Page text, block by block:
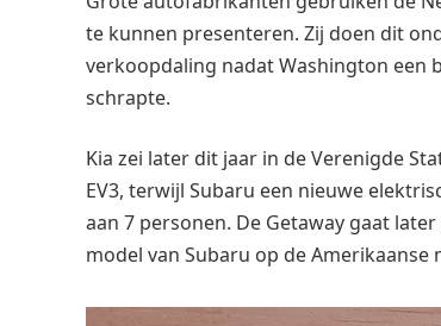
te kunnen presenteren. Zij doen dit
verkoopdaling nadat Washington een
schrapte.
Kia zei later dit jaar in de Verenigde
EV3, terwijl Subaru een nieuwe
aan 7 personen. De Getaway gaat
model van Subaru op de Amerikaanse